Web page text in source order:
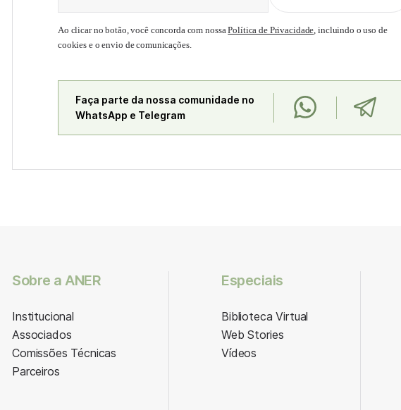
Ao clicar no botão, você concorda com nossaPolítica de Privacidade, incluindo o uso de
cookies e o envio de comunicações.
Faça parte da nossa comunidade no
WhatsApp e Telegram
Sobre a ANER
Institucional
Associados
Comissões Técnicas
Parceiros
Especiais
Biblioteca Virtual
Web Stories
Vídeos